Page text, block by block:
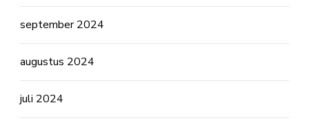
september 2024
augustus 2024
juli 2024